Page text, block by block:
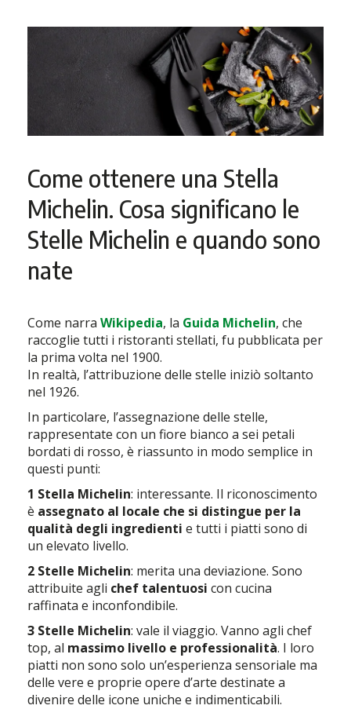
Come ottenere una Stella
Michelin. Cosa significano le
Stelle Michelin e quando sono
nate
Come narra Wikipedia, la Guida Michelin, che
raccoglie tutti i ristoranti stellati, fu pubblicata per
la prima volta nel 1900.
In realtà, l’attribuzione delle stelle iniziò soltanto
nel 1926.
In particolare, l’assegnazione delle stelle,
rappresentate con un fiore bianco a sei petali
bordati di rosso, è riassunto in modo semplice in
questi punti:
1 Stella Michelin: interessante. Il riconoscimento
è assegnato al locale che si distingue per la
qualità degli ingredienti e tutti i piatti sono di
un elevato livello.
2 Stelle Michelin: merita una deviazione. Sono
attribuite agli chef talentuosi con cucina
raffinata e inconfondibile.
3 Stelle Michelin: vale il viaggio. Vanno agli chef
top, al massimo livello e professionalità. I loro
piatti non sono solo un’esperienza sensoriale ma
delle vere e proprie opere d’arte destinate a
divenire delle icone uniche e indimenticabili.